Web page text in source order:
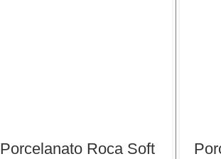
Porcelanato Roca Soft